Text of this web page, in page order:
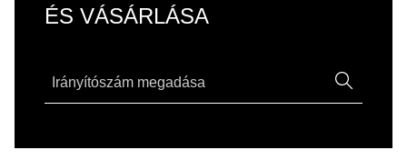
ÉS VÁSÁRLÁSA